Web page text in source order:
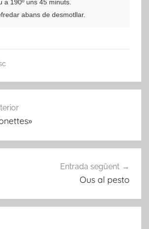
a 190º uns 45 minuts.
abans de desmotllar.
Entrada següent
Ous al pesto